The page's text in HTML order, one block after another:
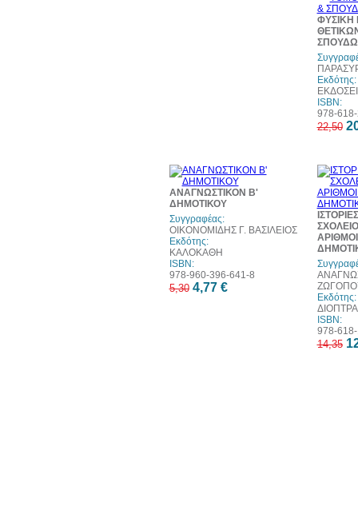
ΦΥΣΙΚΗ
Εκδότης:
ISBN:
978-
22,50
ΑΝΑΓΝΩΣΤΙΚΟΝ Β'
ΔΗΜΟΤΙΚΟΥ
Συγγραφέας:
ΟΙΚΟΝΟΜΙΔΗΣ Γ. ΒΑΣΙΛΕΙΟΣ
Εκδότης:
ΚΑΛΟΚΑΘΗ
ISBN:
978-960-396-641-8
5,30 4,77 €
Εκδότης:
ΔΙΟΠΤΡΑ
ISBN:
978-
14,35